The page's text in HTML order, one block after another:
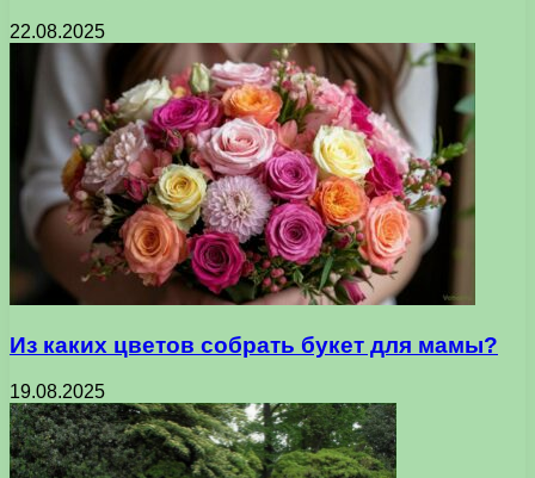
22.08.2025
Из каких цветов собрать букет для мамы?
19.08.2025